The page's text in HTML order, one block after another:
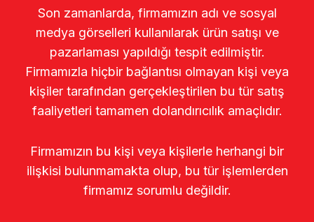
Son zamanlarda, firmamızın adı ve sosyal
medya görselleri kullanılarak ürün satışı ve
pazarlaması yapıldığı tespit edilmiştir.
Firmamızla hiçbir bağlantısı olmayan kişi veya
kişiler tarafından gerçekleştirilen bu tür satış
faaliyetleri tamamen dolandırıcılık amaçlıdır.
Firmamızın bu kişi veya kişilerle herhangi bir
ilişkisi bulunmamakta olup, bu tür işlemlerden
firmamız sorumlu değildir.